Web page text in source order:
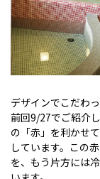
デザインでこだわ
前回9/27でご紹介
の「赤」を利かせ
しています。この
を、もう片方には